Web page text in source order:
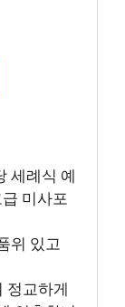
세례식 예
미사포
위 있고
정교하게